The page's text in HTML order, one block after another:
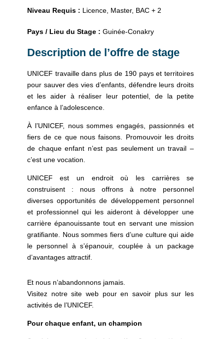
Niveau Requis : Licence, Master, BAC + 2
Pays / Lieu du Stage : Guinée-Conakry
Description de l’offre de stage
UNICEF travaille dans plus de 190 pays et territoires
pour sauver des vies d’enfants, défendre leurs droits
et les aider à réaliser leur potentiel, de la petite
enfance à l’adolescence.
À l’UNICEF, nous sommes engagés, passionnés et
fiers de ce que nous faisons. Promouvoir les droits
de chaque enfant n’est pas seulement un travail –
c’est une vocation.
UNICEF est un endroit où les carrières se
construisent : nous offrons à notre personnel
diverses opportunités de développement personnel
et professionnel qui les aideront à développer une
carrière épanouissante tout en servant une mission
gratifiante. Nous sommes fiers d’une culture qui aide
le personnel à s’épanouir, couplée à un package
d’avantages attractif.
Et nous n’abandonnons jamais.
Visitez notre site web pour en savoir plus sur les
activités de l’UNICEF.
Pour chaque enfant, un champion